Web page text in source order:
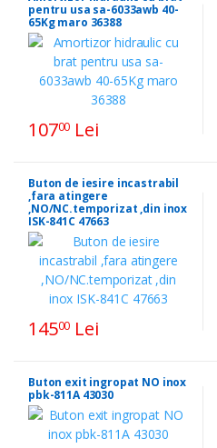
pentru usa sa-6033awb 40-
65Kg maro 36388
10700 Lei
Buton de iesire incastrabil
,fara atingere
,NO/NC.temporizat ,din inox
ISK-841C 47663
14500 Lei
Buton exit ingropat NO inox
pbk-811A 43030